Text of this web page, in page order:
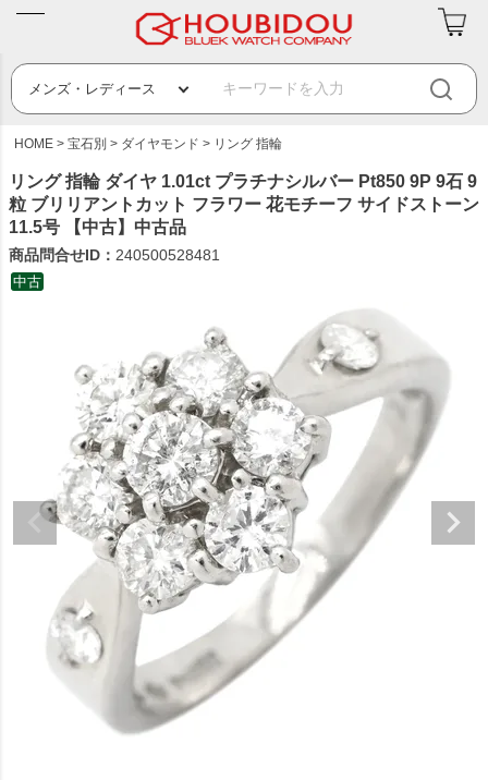
HOME 宝石別 ダイヤモンド リング 指輪
リング 指輪 ダイヤ 1.01ct プラチナシルバー Pt850 9P 9石 9
粒 ブリリアントカット フラワー 花モチーフ サイドストーン
11.5号 【中古】中古品
商品問合せID： 240500528481
中古